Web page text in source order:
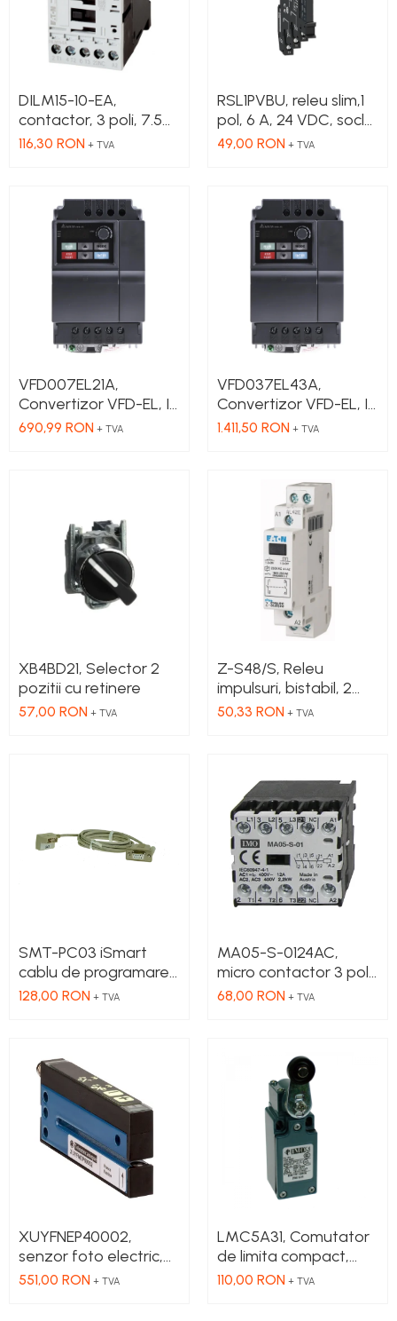
DILM15-10-EA,
contactor, 3 poli, 7.5
kW, 15 A, 1 NO, 230V AC
116,30 RON + TVA
RSL1PVBU, releu slim,1
pol, 6 A, 24 VDC, soclu
inclus
49,00 RON + TVA
VFD007EL21A,
Convertizor VFD-EL, IN
1x230 VAC, OUT
Filtru EMI inclus
690,99 RON + TVA
VFD037EL43A,
Convertizor VFD-EL, IN
3x380 VAC, OUT
tensiune/frecventa,
Functie PID, RS-485,
Filtru EMI inclus
1.411,50 RON + TVA
XB4BD21, Selector 2
pozitii cu retinere
57,00 RON + TVA
Z-S48/S, Releu
impulsuri, bistabil, 2
NO, Ubobina: 24V DC,
50,33 RON + TVA
SMT-PC03 iSmart
cablu de programare,
Serial - RS232
128,00 RON + TVA
MA05-S-0124AC,
micro contactor 3 poli
NO, 2.2 kW, 5 A, Aux
68,00 RON + TVA
XUYFNEP40002,
senzor foto electric,
fork, pot +/-, 2X42
551,00 RON + TVA
LMC5A31, Comutator
de limita compact,
parghie cu role
110,00 RON + TVA